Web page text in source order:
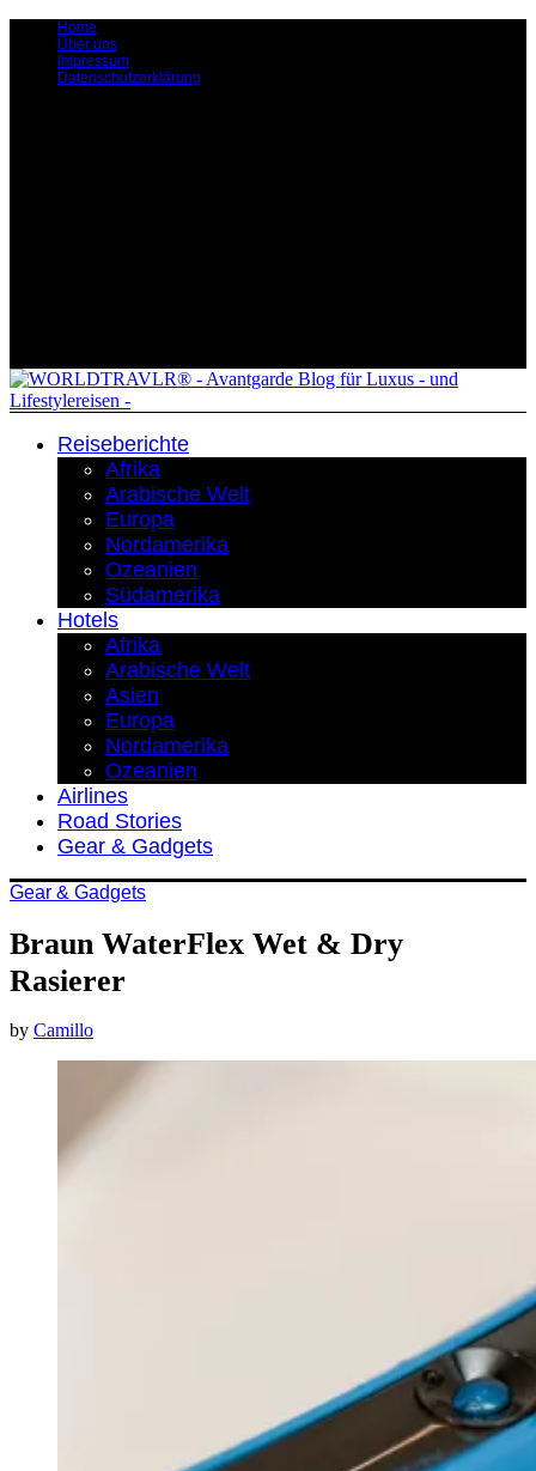
Home
Über uns
Impressum
Datenschutzerklärung
Reiseberichte
Afrika
Arabische Welt
Europa
Nordamerika
Ozeanien
Südamerika
Hotels
Afrika
Arabische Welt
Asien
Europa
Nordamerika
Ozeanien
Airlines
Road Stories
Gear & Gadgets
Gear & Gadgets
Braun WaterFlex Wet & Dry
Rasierer
by Camillo